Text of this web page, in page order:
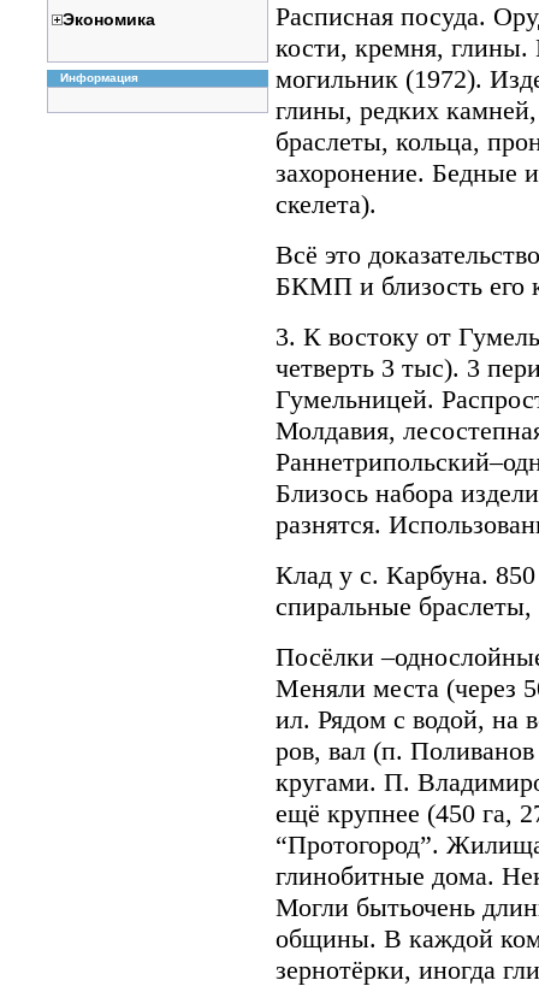
Экономика
Информация
Расписная посуда.
кости, кремня,
могильник (1972).
глины, редких
браслеты, кольца,
захоронение. Бедные
скелета).
Всё это
БКМП и близость его
3. К востоку от
четверть 3 тыс). 3
Гумельницей.
Молдавия,
Близось набора
разнятся.
Клад у с. Карбуна.
спиральные
Посёлки
Меняли места (через
ил. Рядом с водой, на
ров, вал (п.
кругами. П.
ещё крупнее (450 га,
“Протогород”.
глинобитные дома.
Могли бытьочень
общины. В каждой
зернотёрки, иногда